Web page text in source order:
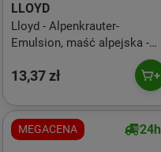
LLOYD
Lloyd - Alpenkrauter-
Emulsion, maść alpejska -
13,37 zł
MEGACENA 24h